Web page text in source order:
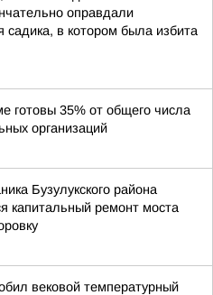
оправдали
садика, в котором была избита
готовы 35% от общего числа
организаций
Бузулукского района
капитальный ремонт моста
вековой температурный